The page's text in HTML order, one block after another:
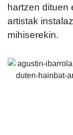
hartzen dituen
artistak
mihiserekin.